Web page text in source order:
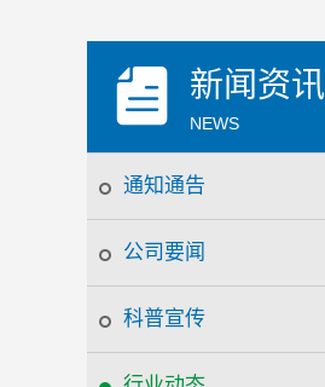
新闻资讯
NEWS
通知通告
公司要闻
科普宣传